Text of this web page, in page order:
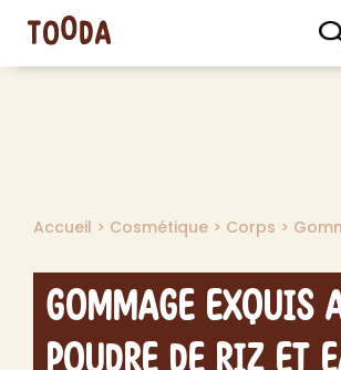
Accueil > Cosmétique > Corps >
Gommage Exquis
Poudre de Riz et